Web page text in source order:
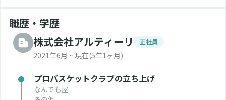
職歴・学歴
株式会社アルティーリ
正社員
2021年6月 ~ 現在(5年1ヶ月)
プロバスケットクラブの立ち上げ
なんでも屋